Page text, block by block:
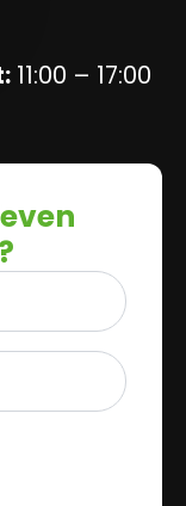
11:00 – 17:00